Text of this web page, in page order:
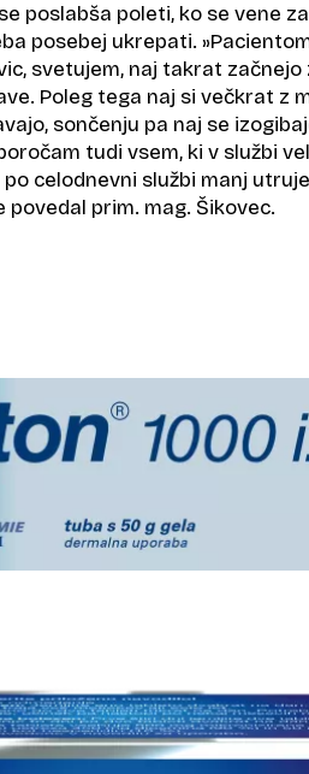
poslabša poleti, ko se vene
posebej ukrepati.
svetujem, naj takrat začnejo
Poleg tega naj si večkrat z
sončenju pa naj se
tudi vsem, ki v službi
celodnevni službi manj
povedal prim. mag. Šikovec.